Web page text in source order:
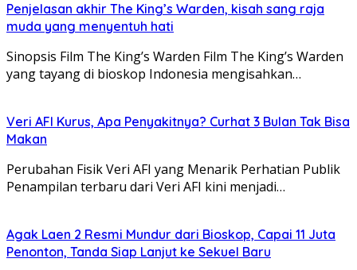
Penjelasan akhir The King’s Warden, kisah sang raja
muda yang menyentuh hati
Sinopsis Film The King’s Warden Film The King’s Warden
yang tayang di bioskop Indonesia mengisahkan…
Veri AFI Kurus, Apa Penyakitnya? Curhat 3 Bulan Tak Bisa
Makan
Perubahan Fisik Veri AFI yang Menarik Perhatian Publik
Penampilan terbaru dari Veri AFI kini menjadi…
Agak Laen 2 Resmi Mundur dari Bioskop, Capai 11 Juta
Penonton, Tanda Siap Lanjut ke Sekuel Baru